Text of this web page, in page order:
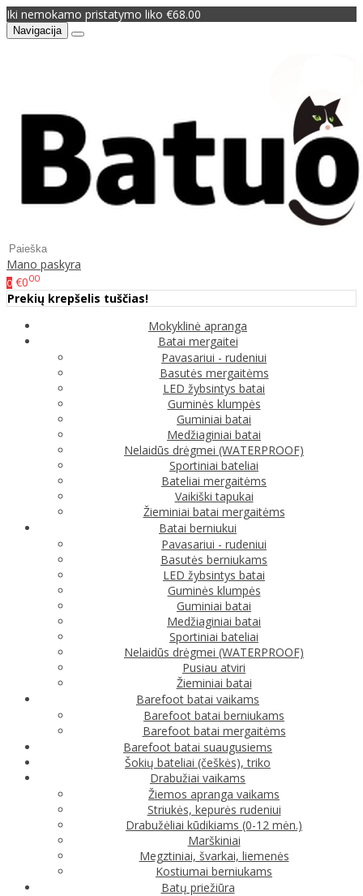
Iki nemokamo pristatymo liko €68.00
Navigacija
Mano paskyra
0 €000
Prekių krepšelis tuščias!
Mokyklinė apranga
Batai mergaitei
Pavasariui - rudeniui
Basutės mergaitėms
LED žybsintys batai
Guminės klumpės
Guminiai batai
Medžiaginiai batai
Nelaidūs drėgmei (WATERPROOF)
Sportiniai bateliai
Bateliai mergaitėms
Vaikiški tapukai
Žieminiai batai mergaitėms
Batai berniukui
Pavasariui - rudeniui
Basutės berniukams
LED žybsintys batai
Guminės klumpės
Guminiai batai
Medžiaginiai batai
Sportiniai bateliai
Nelaidūs drėgmei (WATERPROOF)
Pusiau atviri
Žieminiai batai
Barefoot batai vaikams
Barefoot batai berniukams
Barefoot batai mergaitėms
Barefoot batai suaugusiems
Šokių bateliai (češkės), triko
Drabužiai vaikams
Žiemos apranga vaikams
Striukės, kepurės rudeniui
Drabužėliai kūdikiams (0-12 mėn.)
Marškiniai
Megztiniai, švarkai, liemenės
Kostiumai berniukams
Batų priežiūra